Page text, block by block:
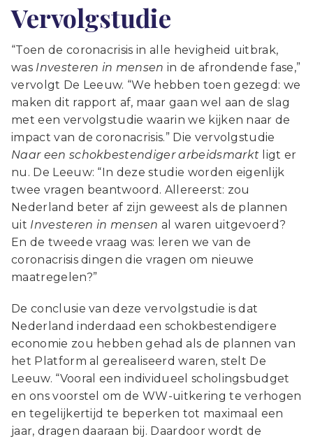
Vervolgstudie
“Toen de coronacrisis in alle hevigheid uitbrak,
was Investeren in mensen in de afrondende fase,”
vervolgt De Leeuw. “We hebben toen gezegd: we
maken dit rapport af, maar gaan wel aan de slag
met een vervolgstudie waarin we kijken naar de
impact van de coronacrisis.” Die vervolgstudie
Naar een schokbestendiger arbeidsmarkt ligt er
nu. De Leeuw: “In deze studie worden eigenlijk
twee vragen beantwoord. Allereerst: zou
Nederland beter af zijn geweest als de plannen
uit Investeren in mensen al waren uitgevoerd?
En de tweede vraag was: leren we van de
coronacrisis dingen die vragen om nieuwe
maatregelen?”
De conclusie van deze vervolgstudie is dat
Nederland inderdaad een schokbestendigere
economie zou hebben gehad als de plannen van
het Platform al gerealiseerd waren, stelt De
Leeuw. “Vooral een individueel scholingsbudget
en ons voorstel om de WW-uitkering te verhogen
en tegelijkertijd te beperken tot maximaal een
jaar, dragen daaraan bij. Daardoor wordt de